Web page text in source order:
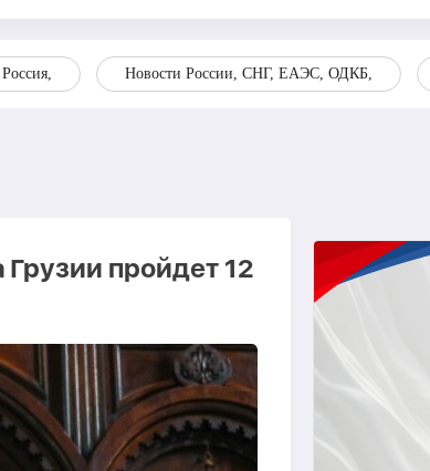
Новости России, СНГ, ЕАЭС, ОДКБ,
пройдет 12